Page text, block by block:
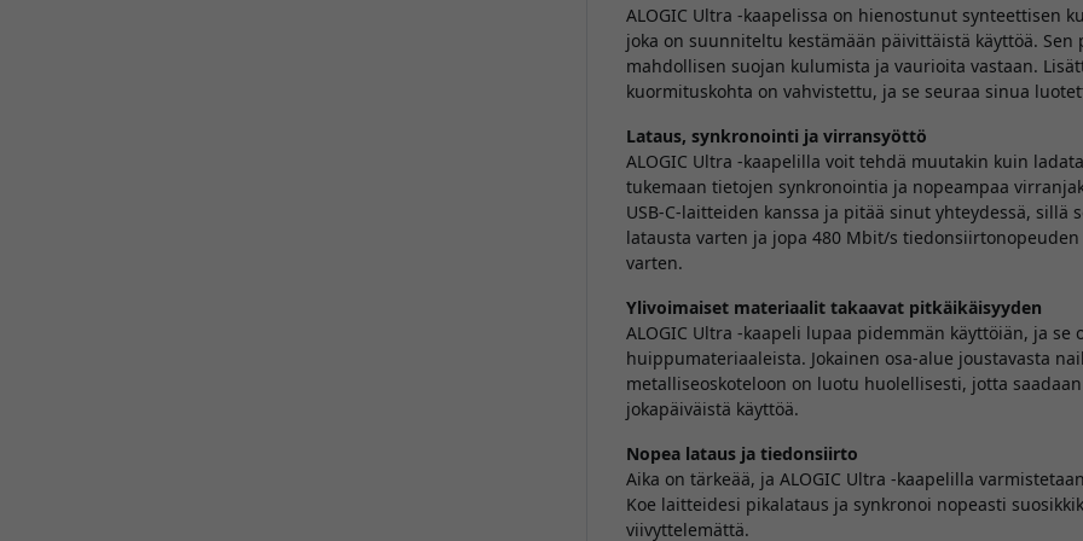
ALOGIC Ultra -kaapelissa on hienostunut synteettisen
joka on suunniteltu kestämään päivittäistä käyttöä.
mahdollisen suojan kulumista ja vaurioita vastaan.
kuormituskohta on vahvistettu, ja se seuraa sinua
Lataus, synkronointi ja virransyöttö
ALOGIC Ultra -kaapelilla voit tehdä muutakin kuin
tukemaan tietojen synkronointia ja nopeampaa
USB-C-laitteiden kanssa ja pitää sinut yhteydessä,
latausta varten ja jopa 480 Mbit/s
varten.
Ylivoimaiset materiaalit takaavat pitkäikäisyyden
ALOGIC Ultra -kaapeli lupaa pidemmän käyttöiän, ja
huippumateriaaleista. Jokainen osa-alue joustavasta
metalliseoskoteloon on luotu huolellisesti, jotta
jokapäiväistä käyttöä.
Nopea lataus ja tiedonsiirto
Aika on tärkeää, ja ALOGIC Ultra -kaapelilla
Koe laitteidesi pikalataus ja synkronoi nopeasti
viivyttelemättä.